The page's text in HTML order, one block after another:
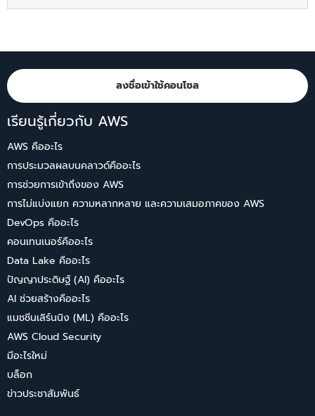
ลงชื่อเข้าใช้คอนโซล
เรียนรู้เกี่ยวกับ AWS
AWS คืออะไร
การประมวลผลบนคลาวด์คืออะไร
การช่วยการเข้าถึงของ AWS
การไม่แบ่งแยก ความหลากหลาย และความเสมอภาคของ AWS
DevOps คืออะไร
คอนเทนเนอร์คืออะไร
Data Lake คืออะไร
ปัญญาประดิษฐ์ (AI) คืออะไร
AI ช่วยสร้างคืออะไร
แมชชีนเลิร์นนิง (ML) คืออะไร
AWS Cloud Security
มีอะไรใหม่
บล็อก
ข่าวประชาสัมพันธ์